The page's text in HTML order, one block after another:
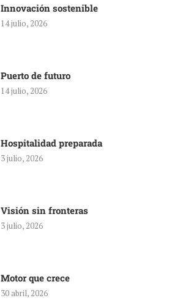
Innovación sostenible
14 julio, 2026
Puerto de futuro
14 julio, 2026
Hospitalidad preparada
3 julio, 2026
Visión sin fronteras
3 julio, 2026
Motor que crece
30 abril, 2026